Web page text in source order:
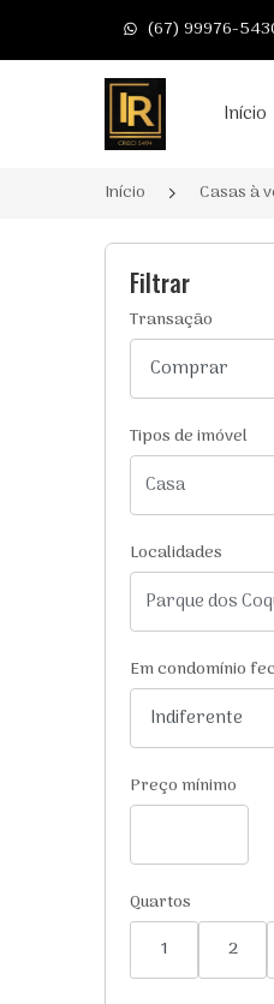
(67) 99976-
Página inicialInício
Início Casas à
Filtrar
Transação
Tipos de imóvel
Localidades
Em condomínio
Preço mínimo
Quartos
1
2